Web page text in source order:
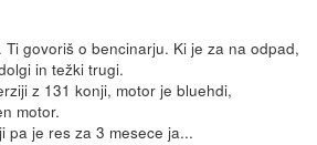
Ti govoriš o bencinarju. Ki je za na odpad,
in težki trugi.
z 131 konji, motor je bluehdi,
motor.
pa je res za 3 mesece ja...